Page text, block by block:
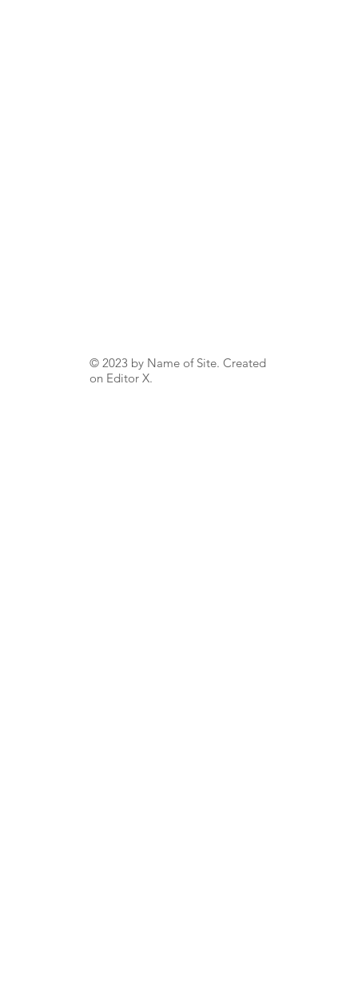
© 2023 by Name of Site. Created
on Editor X.